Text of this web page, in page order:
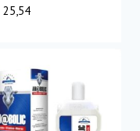
25,54